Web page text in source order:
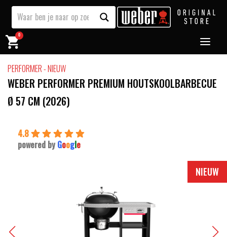
0
PERFORMER - NIEUW
WEBER PERFORMER PREMIUM HOUTSKOOLBARBECUE
Ø 57 CM (2026)
4.8
powered by Google
NIEUW